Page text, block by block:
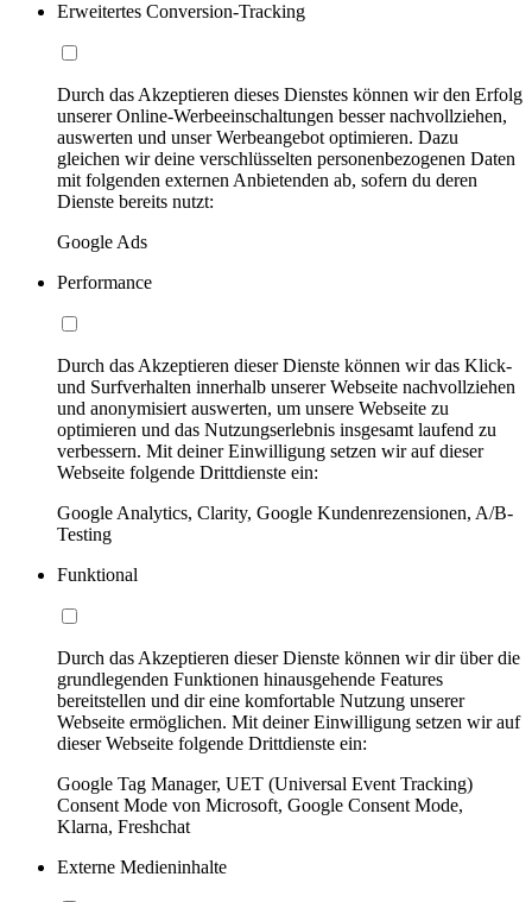
Erweitertes Conversion-Tracking
Durch das Akzeptieren dieses Dienstes können wir den Erfolg
unserer Online-Werbeeinschaltungen besser nachvollziehen,
auswerten und unser Werbeangebot optimieren. Dazu
gleichen wir deine verschlüsselten personenbezogenen Daten
mit folgenden externen Anbietenden ab, sofern du deren
Dienste bereits nutzt:
Google Ads
Performance
Durch das Akzeptieren dieser Dienste können wir das Klick-
und Surfverhalten innerhalb unserer Webseite nachvollziehen
und anonymisiert auswerten, um unsere Webseite zu
optimieren und das Nutzungserlebnis insgesamt laufend zu
verbessern. Mit deiner Einwilligung setzen wir auf dieser
Webseite folgende Drittdienste ein:
Google Analytics, Clarity, Google Kundenrezensionen, A/B-
Testing
Funktional
Durch das Akzeptieren dieser Dienste können wir dir über die
grundlegenden Funktionen hinausgehende Features
bereitstellen und dir eine komfortable Nutzung unserer
Webseite ermöglichen. Mit deiner Einwilligung setzen wir auf
dieser Webseite folgende Drittdienste ein:
Google Tag Manager, UET (Universal Event Tracking)
Consent Mode von Microsoft, Google Consent Mode,
Klarna, Freshchat
Externe Medieninhalte